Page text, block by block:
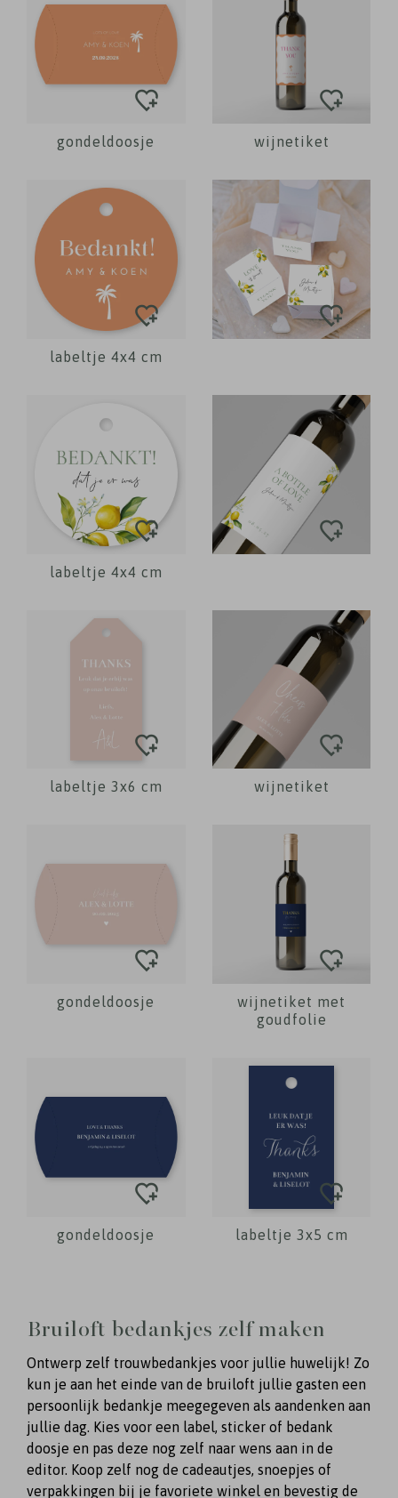
gondeldoosje wijnetiket
labeltje 4x4 cm
labeltje 4x4 cm
labeltje 3x6 cm wijnetiket
gondeldoosje
wijnetiket met
goudfolie
gondeldoosje labeltje 3x5 cm
Bruiloft bedankjes zelf maken
Ontwerp zelf trouwbedankjes voor jullie huwelijk! Zo
kun je aan het einde van de bruiloft jullie gasten een
persoonlijk bedankje meegegeven als aandenken aan
jullie dag. Kies voor een label, sticker of bedank
doosje en pas deze nog zelf naar wens aan in de
editor. Koop zelf nog de cadeautjes, snoepjes of
verpakkingen bij je favoriete winkel en bevestig de